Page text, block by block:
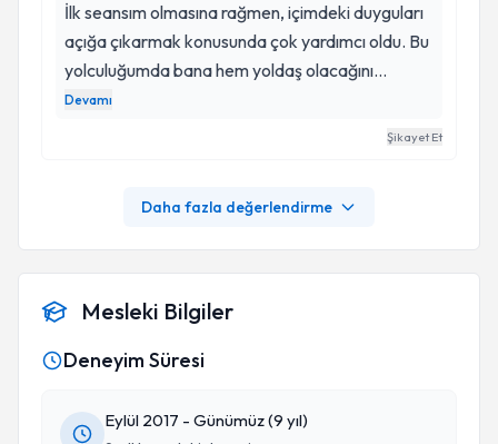
İlk seansım olmasına rağmen, içimdeki duyguları
açığa çıkarmak konusunda çok yardımcı oldu. Bu
yolculuğumda bana hem yoldaş olacağını
söyleyerek, hem de yol göstererek o odadan
içim rahat bir şekilde çıkmama neden oldu. Ve de
etmekle kalmıyor, bana ruh halimi de
şekillendirecek şekilde konuşma hakkı tanıdı.
Birlikte iyi bir sonuç alacağımı düşünüyorum.
Devamı
Şikayet Et
Daha fazla değerlendirme
Mesleki Bilgiler
Deneyim Süresi
Eylül 2017 - Günümüz (9 yıl)